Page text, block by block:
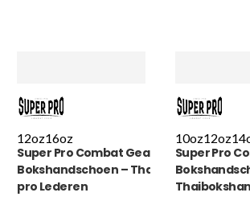
12oz16oz
Super Pro Combat Gear
Bokshandschoen – Thai
pro Lederen
10oz12oz
Super Pro